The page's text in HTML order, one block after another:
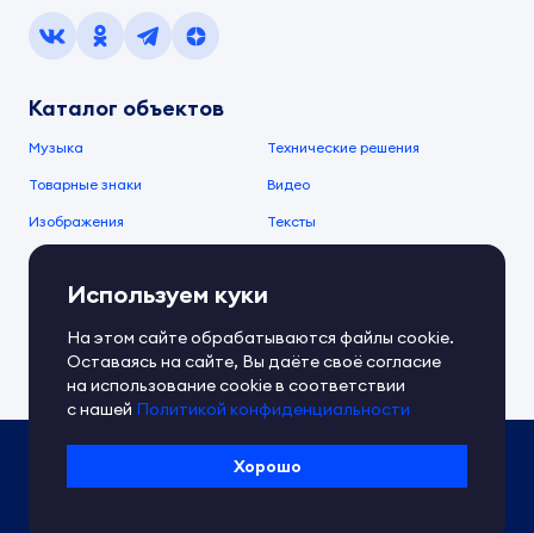
Каталог объектов
Музыка Технические решения
Товарные знаки Видео
Изображения Тексты
О компании
О сервисе
Документы IPEX Справочный центр
Контакты Обратная связь
Политика IPEX по обработке ПД
Условия использования платформы
Используем куки
На этом сайте обрабатываются файлы cookie.
Оставаясь на сайте, Вы даёте своё согласие
на использование cookie в соответствии
с нашей Политикой конфиденциальности
Хорошо